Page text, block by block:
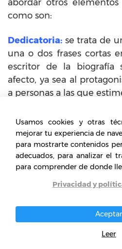
abordar otros
como son:
Dedicatoria: se trata de
una o dos frases cortas
escritor de la biografía
afecto, ya sea al
a personas a las que
Prefacio: en esta
contar algunas de sus
en relación con el
consolidar la biografía
este sentido, puede
motivos que lo
investigación, por
ya en
Usamos cookies y otras
mejorar tu experiencia de
para mostrarte contenidos
adecuados, para analizar el
para comprender de donde
Privacidad y
Aceptar
Leer